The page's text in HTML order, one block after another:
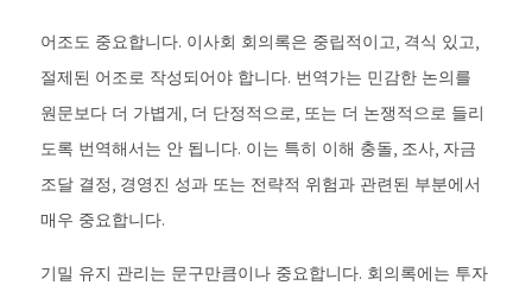
어조도 중요합니다. 이사회 회의록은 중립적이고, 격식 있고,
절제된 어조로 작성되어야 합니다. 번역가는 민감한 논의를
원문보다 더 가볍게, 더 단정적으로, 또는 더 논쟁적으로 들리
도록 번역해서는 안 됩니다. 이는 특히 이해 충돌, 조사, 자금
조달 결정, 경영진 성과 또는 전략적 위험과 관련된 부분에서
매우 중요합니다.
기밀 유지 관리는 문구만큼이나 중요합니다. 회의록에는 투자